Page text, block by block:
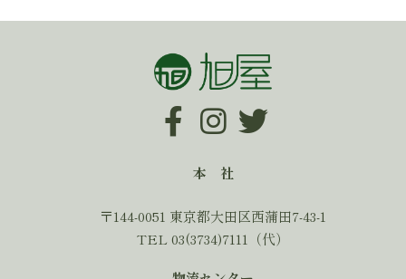
本 社
〒144-0051 東京都大田区西蒲田7-43-1
TEL 03(3734)7111（代）